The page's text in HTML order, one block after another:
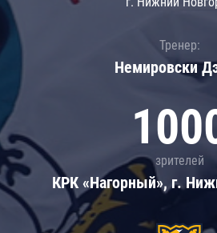
Тренер:
Немировски
зрителей
КРК «Нагорный», г.